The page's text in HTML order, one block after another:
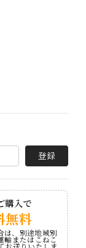
登録
購入で
無料
は、別途地域別
輸またはこねこ